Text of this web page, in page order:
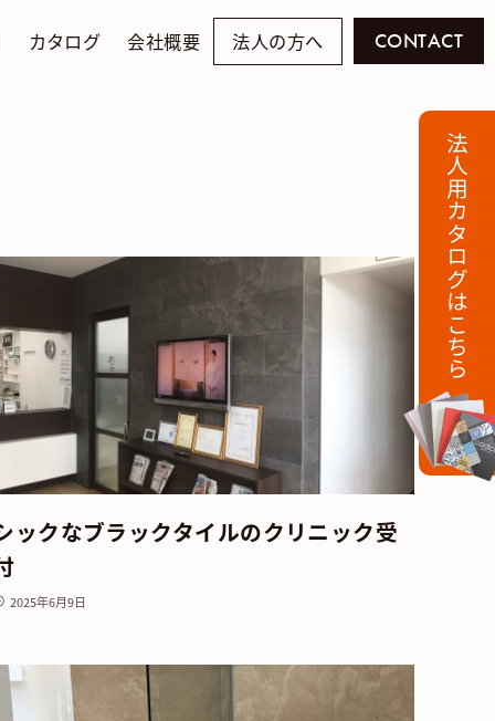
カタログ 会社概要 法人の方へ CONTACT
ックなブラックタイルのクリニック受
2025年6月9日
法人用カタログはこちら